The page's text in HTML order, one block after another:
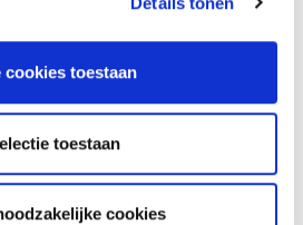
cookies toestaan
toestaan
cookies